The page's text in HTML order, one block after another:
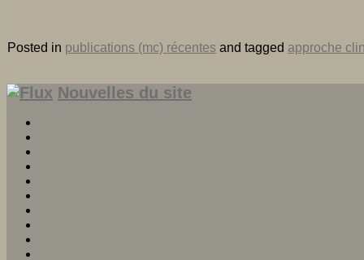
Posted in publications (mc) récentes and tagged approche
Nouvelles du site